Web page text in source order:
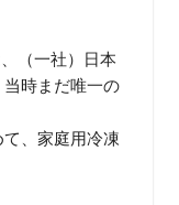
（一社）日本
時まだ唯一の
、家庭用冷凍